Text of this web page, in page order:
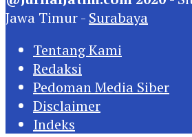
Jawa Timur - Surabaya
Tentang Kami
Redaksi
Pedoman Media Siber
Disclaimer
Indeks